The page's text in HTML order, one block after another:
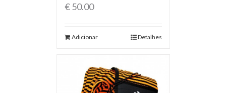
€50.00
Adicionar Detalhes